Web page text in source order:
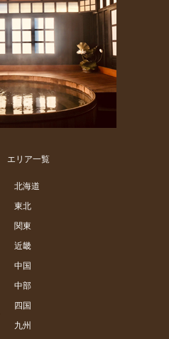
エリア一覧
北海道
東北
関東
近畿
中国
中部
四国
九州